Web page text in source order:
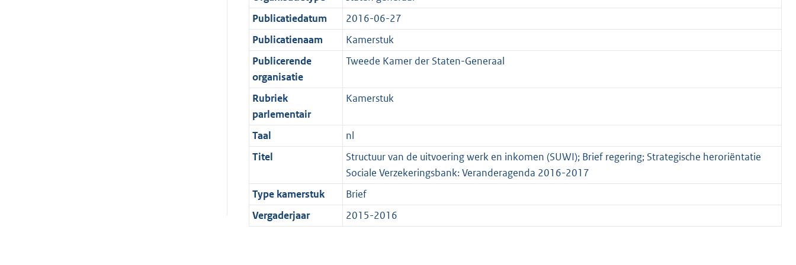
Publicatiedatum
2016-06-27
Publicatienaam
Kamerstuk
Publicerende
organisatie
Tweede Kamer der Staten-Generaal
Rubriek
parlementair
Kamerstuk
Taal
nl
Titel
Structuur van de uitvoering werk en inkomen (SUWI); Brief regering; Strategische heroriëntatie
Sociale Verzekeringsbank: Veranderagenda 2016-2017
Type kamerstuk
Brief
Vergaderjaar
2015-2016